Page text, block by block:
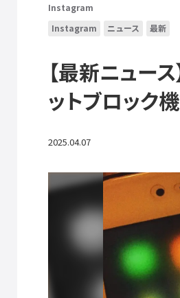
Instagram
Instagram
ニュース 最新
【最新ニュー
ットブロック
2025.04.07